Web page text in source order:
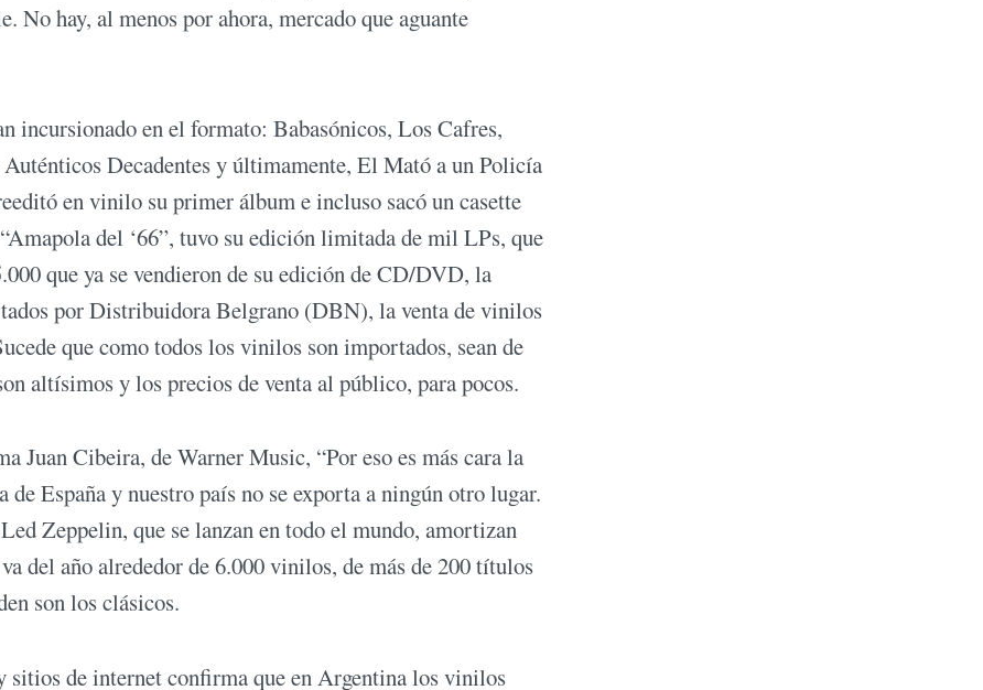
No hay, al menos por ahora, mercado que aguante
incursionado en el formato: Babasónicos, Los Cafres,
Decadentes y últimamente, El Mató a un Policía
en vinilo su primer álbum e incluso sacó un casette
del ‘66”, tuvo su edición limitada de mil LPs, que
que ya se vendieron de su edición de CD/DVD, la
por Distribuidora Belgrano (DBN), la venta de vinilos
que como todos los vinilos son importados, sean de
altísimos y los precios de venta al público, para pocos.
Juan Cibeira, de Warner Music, “Por eso es más cara la
España y nuestro país no se exporta a ningún otro lugar.
Zeppelin, que se lanzan en todo el mundo, amortizan
del año alrededor de 6.000 vinilos, de más de 200 títulos
son los clásicos.
sitios de internet confirma que en Argentina los vinilos